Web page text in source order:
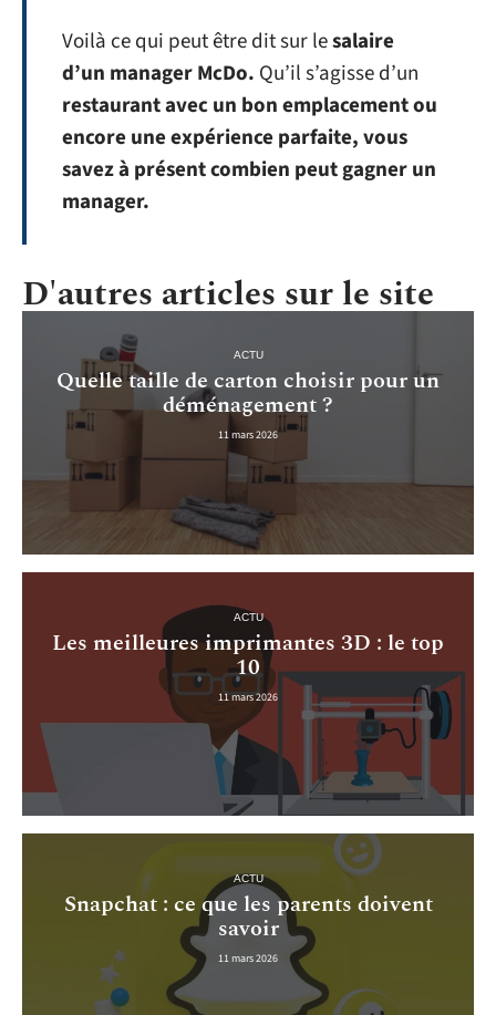
Voilà ce qui peut être dit sur lesalaire
d’un manager McDo. Qu’il s’agisse d’un
restaurant avec un bon emplacement ou
encore une expérience parfaite, vous
savez à présent combien peut gagner un
manager.
D'autres articles sur le site
ACTU
Quelle taille de carton choisir pour un
déménagement ?
11 mars 2026
ACTU
Les meilleures imprimantes 3D : le top
10
11 mars 2026
ACTU
Snapchat : ce que les parents doivent
savoir
11 mars 2026